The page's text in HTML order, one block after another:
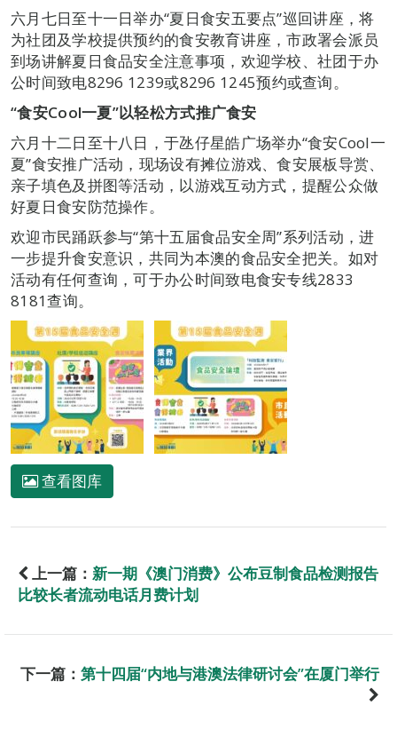
六月七日至十一日举办“夏日食安五要点”巡回讲座，将
为社团及学校提供预约的食安教育讲座，市政署会派员
到场讲解夏日食品安全注意事项，欢迎学校、社团于办
公时间致电8296 1239或8296 1245预约或查询。
“食安Cool一夏”以轻松方式推广食安
六月十二日至十八日，于氹仔星皓广场举办“食安Cool一
夏”食安推广活动，现场设有摊位游戏、食安展板导赏、
亲子填色及拼图等活动，以游戏互动方式，提醒公众做
好夏日食安防范操作。
欢迎市民踊跃参与“第十五届食品安全周”系列活动，进
一步提升食安意识，共同为本澳的食品安全把关。如对
活动有任何查询，可于办公时间致电食安专线2833
8181查询。
查看图库
上一篇： 新一期《澳门消费》公布豆制食品检测报告
比较长者流动电话月费计划
下一篇： 第十四届“内地与港澳法律研讨会”在厦门举行